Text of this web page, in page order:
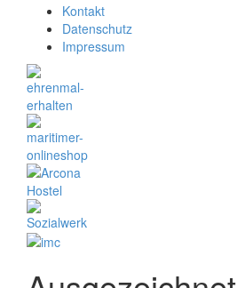
Kontakt
Datenschutz
Impressum